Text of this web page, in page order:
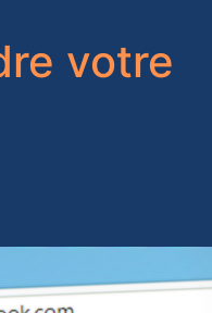
votre